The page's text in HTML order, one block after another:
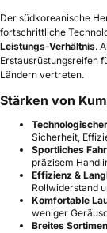
Der südkoreanische
fortschrittliche
Leistungs-Verhältnis.
Erstausrüstungsreifen
Ländern vertreten.
Stärken von
Sicherheit,
Sportliches
präzisem
Effizienz &
Rollwiderstand
Komfortable
weniger
Breites